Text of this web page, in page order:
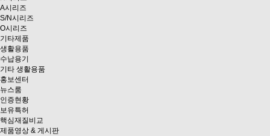
A시리즈
S/N시리즈
O시리즈
기타제품
생활용품
수납용기
기타 생활용품
홍보센터
뉴스룸
인증현황
보유특허
핵심재질비교
제품영상 & 게시판